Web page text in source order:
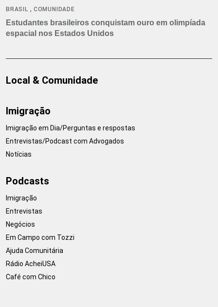
BRASIL , COMUNIDADE
Estudantes brasileiros conquistam ouro em olimpíada
espacial nos Estados Unidos
Local & Comunidade
Imigração
Imigração em Dia/Perguntas e respostas
Entrevistas/Podcast com Advogados
Notícias
Podcasts
Imigração
Entrevistas
Negócios
Em Campo com Tozzi
Ajuda Comunitária
Rádio AcheiUSA
Café com Chico